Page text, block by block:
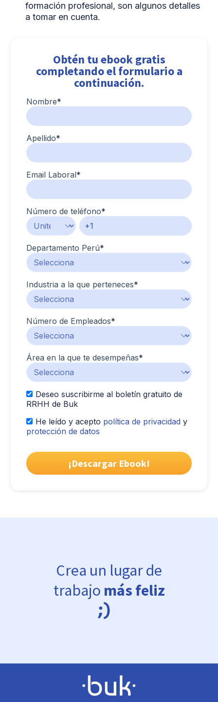
formación profesional, son algunos detalles
a tomar en cuenta.
Obtén tu ebook gratis
completando el formulario a
continuación.
Nombre*
Apellido*
Email Laboral*
Número de teléfono*
Departamento Perú*
Industria a la que perteneces*
Número de Empleados*
Área en la que te desempeñas*
Deseo suscribirme al boletín gratuito de
RRHH de Buk
He leído y acepto política de privacidad y
protección de datos
Crea un lugar de
trabajo más feliz